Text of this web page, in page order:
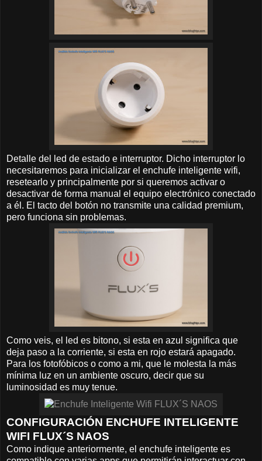
Detalle del led de estado e interruptor. Dicho interruptor lo
necesitaremos para inicializar el enchufe inteligente wifi,
resetearlo y principalmente por si queremos activar o
desactivar de forma manual el equipo electrónico conectado
a él. El tacto del botón no transmite una calidad premium,
pero funciona sin problemas.
Como veis, el led es bitono, si esta en azul significa que
deja paso a la corriente, si esta en rojo estará apagado.
Para los fotofóbicos o como a mi, que le molesta la más
mínima luz en un ambiente oscuro, decir que su
luminosidad es muy tenue.
CONFIGURACIÓN ENCHUFE INTELIGENTE
WIFI FLUX´S NAOS
Como indique anteriormente, el enchufe inteligente es